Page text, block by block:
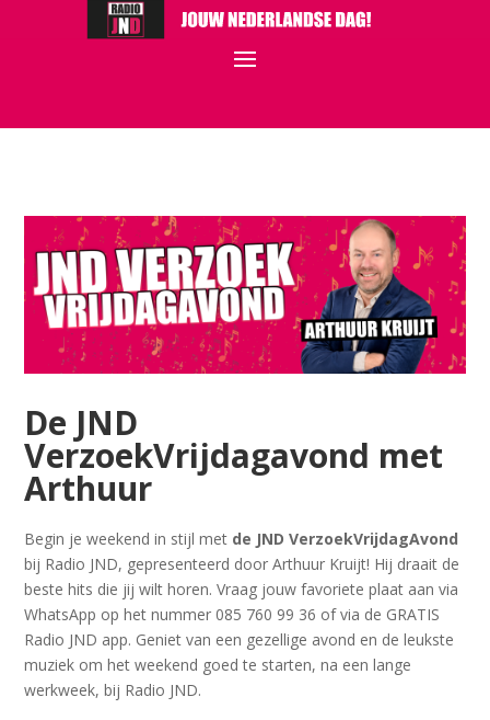
De JND
VerzoekVrijdagavond met
Arthuur
Begin je weekend in stijl met de JND VerzoekVrijdagAvond
bij Radio JND, gepresenteerd door Arthuur Kruijt! Hij draait de
beste hits die jij wilt horen. Vraag jouw favoriete plaat aan via
WhatsApp op het nummer 085 760 99 36 of via de GRATIS
Radio JND app. Geniet van een gezellige avond en de leukste
muziek om het weekend goed te starten, na een lange
werkweek, bij Radio JND.